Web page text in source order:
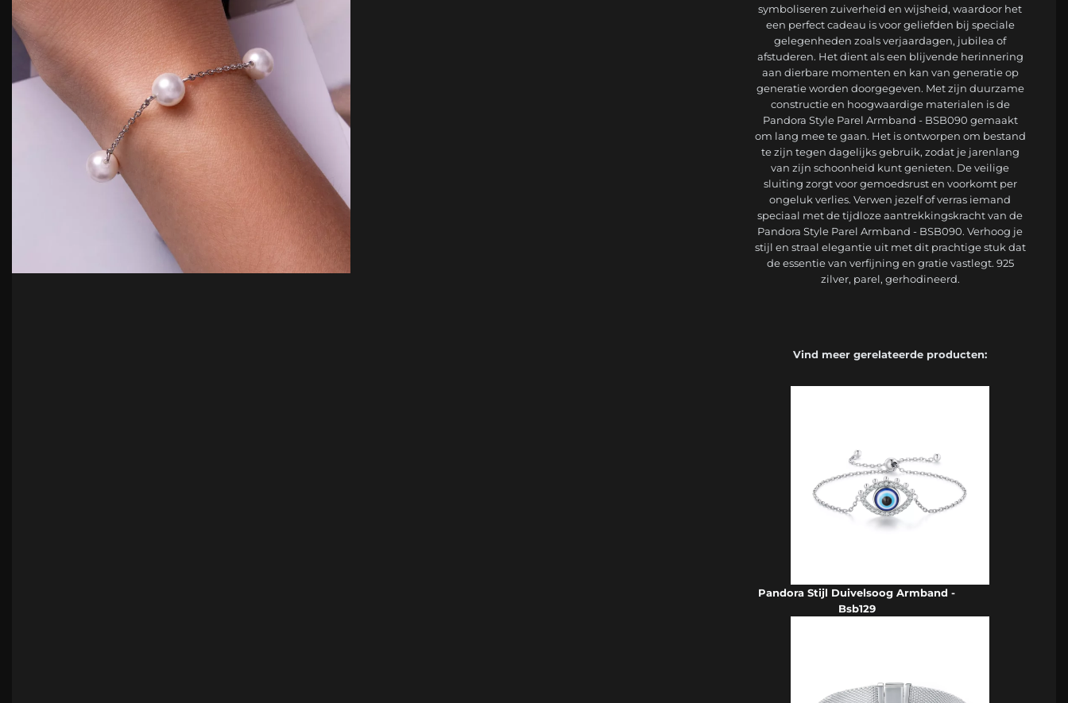
symboliseren zuiverheid en wijsheid, waardoor het
een perfect cadeau is voor geliefden bij speciale
gelegenheden zoals verjaardagen, jubilea of
afstuderen. Het dient als een blijvende herinnering
aan dierbare momenten en kan van generatie op
generatie worden doorgegeven. Met zijn duurzame
constructie en hoogwaardige materialen is de
Pandora Style Parel Armband - BSB090 gemaakt
om lang mee te gaan. Het is ontworpen om bestand
te zijn tegen dagelijks gebruik, zodat je jarenlang
van zijn schoonheid kunt genieten. De veilige
sluiting zorgt voor gemoedsrust en voorkomt per
ongeluk verlies. Verwen jezelf of verras iemand
speciaal met de tijdloze aantrekkingskracht van de
Pandora Style Parel Armband - BSB090. Verhoog je
stijl en straal elegantie uit met dit prachtige stuk dat
de essentie van verfijning en gratie vastlegt. 925
zilver, parel, gerhodineerd.
Vind meer gerelateerde producten:
Pandora Stijl Duivelsoog Armband -
Bsb129